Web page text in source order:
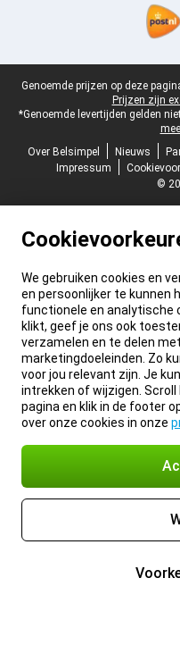
Juridische voettekst
Genoemde prijzen op deze
Prijzen zijn
*Genoemde levertijden gelden
Over Belsimpel
Nieuws
Impressum
©
We gebruiken cookies en
en persoonlijker te kunnen
functionele en analytische
klikt, geef je ons ook
verzamelen en te delen
marketingdoeleinden. Zo
voor jou relevant zijn. Je
intrekken of wijzigen.
pagina en klik in de footer
over onze cookies in onze